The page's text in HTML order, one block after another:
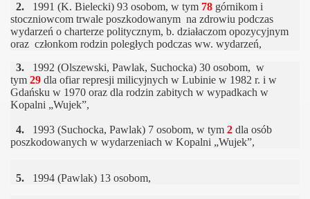
2. 1991 (K. Bielecki) 93 osobom, w tym 78 górnikom i
stoczniowcom trwale poszkodowanym na zdrowiu podczas
wydarzeń o charterze politycznym, b. działaczom opozycyjnym
oraz członkom rodzin poległych podczas ww. wydarzeń,
3.
1992 (Olszewski, Pawlak, Suchocka) 30 osobom, w
tym 29 dla ofiar represji milicyjnych w Lubinie w 1982 r. i w
Gdańsku w 1970 oraz dla rodzin zabitych w wypadkach w
Kopalni „Wujek”,
4. 1993 (Suchocka, Pawlak) 7 osobom, w tym 2 dla osób
poszkodowanych w wydarzeniach w Kopalni „Wujek”,
5. 1994 (Pawlak) 13 osobom,